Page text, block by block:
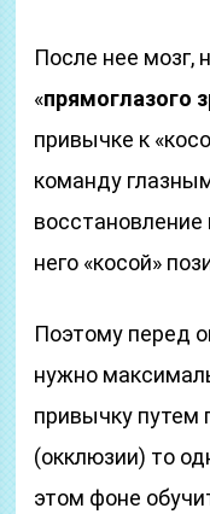
После нее
«прямоглазого
привычке к
команду
него «косой»
Поэтому перед
нужно
привычку путем
(окклюзии) то
этом фоне